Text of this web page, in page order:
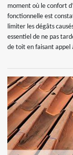
moment où le confort
fonctionnelle est
limiter les dégâts
essentiel de ne pas
de toit en faisant appel